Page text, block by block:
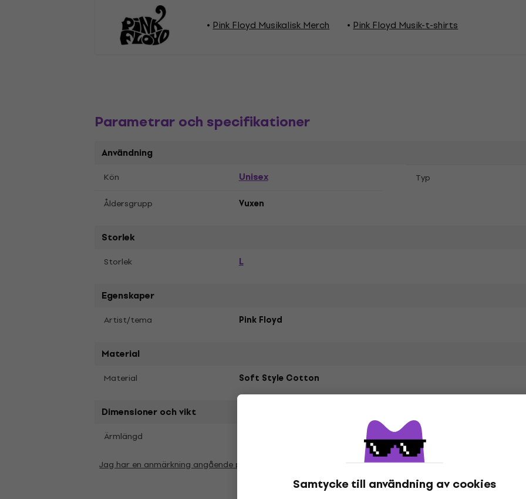
Samtycke till användning av cookies
Pink Floyd Musikalisk Merch Pink Floyd Musik-t-shirts
Parametrar och specifikationer
Användning
Kön Unisex
Typ
Åldersgrupp
Vuxen
Storlek
Storlek L
Egenskaper
Artist/tema Pink Floyd
Material
Material Soft Style Cotton
Dimensioner och vikt
Ärmlängd
Jag har en anmärkning angående parametrarna